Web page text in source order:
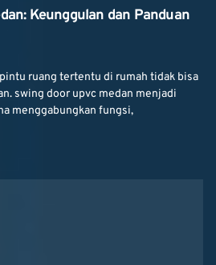
Keunggulan dan Panduan
ruang tertentu di rumah tidak bisa
swing door upvc medan menjadi
menggabungkan fungsi,